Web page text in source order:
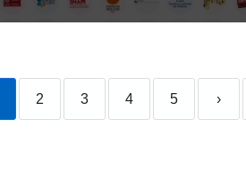
pas un acte de souveraineté
2 3 4 5 ›